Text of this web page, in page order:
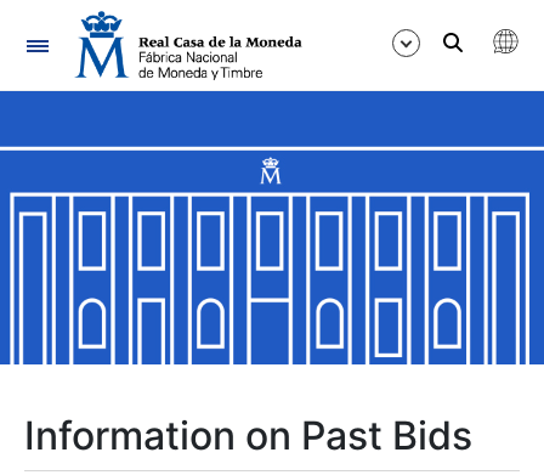
Navigation
Show/Hide
Show/Hide
Show/Hide
Information on Past Bids